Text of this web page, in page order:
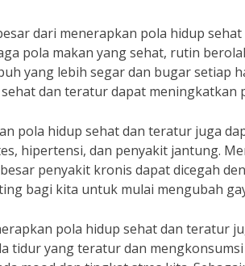
dari menerapkan pola hidup
pola makan yang sehat, rutin
yang lebih segar dan bugar setiap
dan teratur dapat
pola hidup sehat dan teratur juga
hipertensi, dan penyakit jantung.
penyakit kronis dapat dicegah
bagi kita untuk mulai mengubah
pola hidup sehat dan teratur
tidur yang teratur dan